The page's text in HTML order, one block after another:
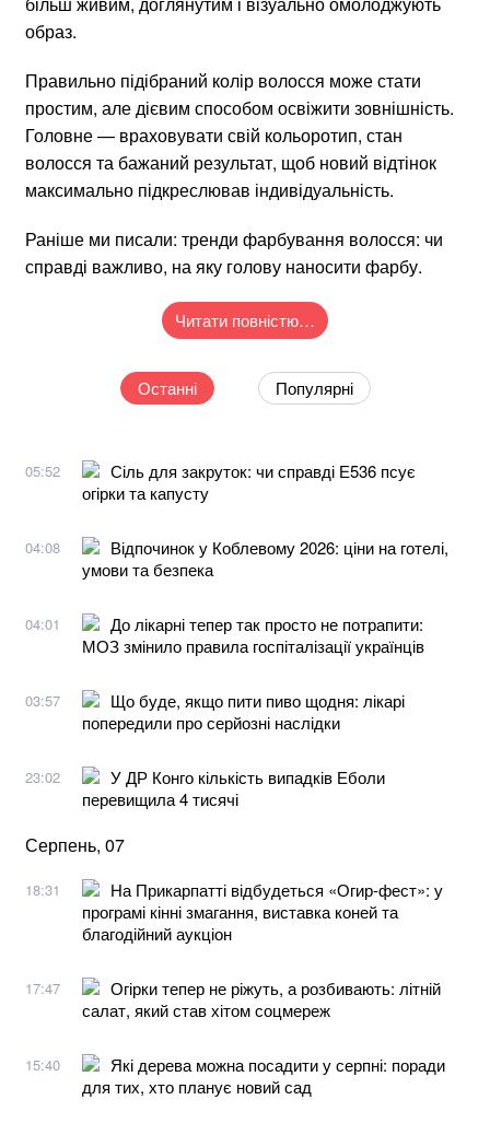
образ.
Правильно підібраний колір волосся може стати
простим, але дієвим способом освіжити зовнішність.
Головне — враховувати свій кольоротип, стан
волосся та бажаний результат, щоб новий відтінок
максимально підкреслював індивідуальність.
Раніше ми писали: тренди фарбування волосся: чи
справді важливо, на яку голову наносити фарбу.
Читати повністю…
Останні Популярні
05:52
Сіль для закруток: чи справді Е536 псує
огірки та капусту
04:08
Відпочинок у Коблевому 2026: ціни на готелі,
умови та безпека
04:01
До лікарні тепер так просто не потрапити:
МОЗ змінило правила госпіталізації українців
03:57
Що буде, якщо пити пиво щодня: лікарі
попередили про серйозні наслідки
23:02
У ДР Конго кількість випадків Еболи
перевищила 4 тисячі
Серпень, 07
18:31
На Прикарпатті відбудеться «Огир-фест»: у
програмі кінні змагання, виставка коней та
благодійний аукціон
17:47
Огірки тепер не ріжуть, а розбивають: літній
салат, який став хітом соцмереж
15:40
Які дерева можна посадити у серпні: поради
для тих, хто планує новий сад